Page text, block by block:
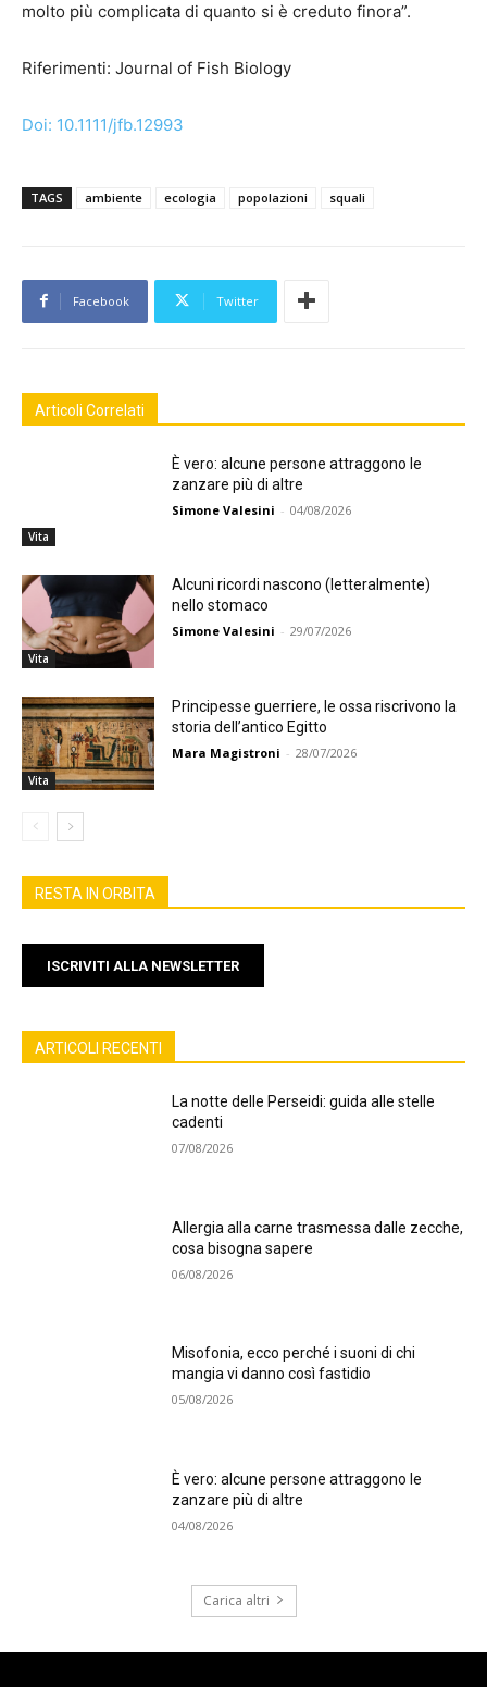
molto più complicata di quanto si è creduto finora”.
Riferimenti: Journal of Fish Biology
Doi: 10.1111/jfb.12993
TAGS ambiente ecologia popolazioni squali
Facebook Twitter
Articoli Correlati
Vita
È vero: alcune persone attraggono le
zanzare più di altre
Simone Valesini - 04/08/2026
Vita
Alcuni ricordi nascono (letteralmente)
nello stomaco
Simone Valesini - 29/07/2026
Vita
Principesse guerriere, le ossa riscrivono la
storia dell’antico Egitto
Mara Magistroni - 28/07/2026
RESTA IN ORBITA
ISCRIVITI ALLA NEWSLETTER
ARTICOLI RECENTI
La notte delle Perseidi: guida alle stelle
cadenti
07/08/2026
Allergia alla carne trasmessa dalle zecche,
cosa bisogna sapere
06/08/2026
Misofonia, ecco perché i suoni di chi
mangia vi danno così fastidio
05/08/2026
È vero: alcune persone attraggono le
zanzare più di altre
04/08/2026
Carica altri